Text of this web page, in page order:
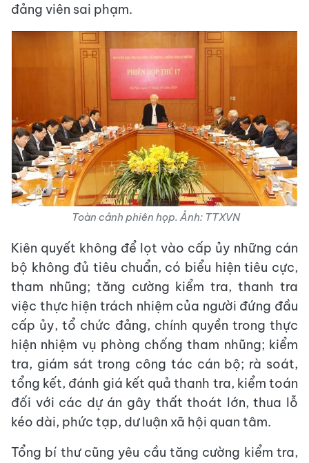
đảng viên sai phạm.
Toàn cảnh phiên họp. Ảnh: TTXVN
Kiên quyết không để lọt vào cấp ủy những cán
bộ không đủ tiêu chuẩn, có biểu hiện tiêu cực,
tham nhũng; tăng cường kiểm tra, thanh tra
việc thực hiện trách nhiệm của người đứng đầu
cấp ủy, tổ chức đảng, chính quyền trong thực
hiện nhiệm vụ phòng chống tham nhũng; kiểm
tra, giám sát trong công tác cán bộ; rà soát,
tổng kết, đánh giá kết quả thanh tra, kiểm toán
đối với các dự án gây thất thoát lớn, thua lỗ
kéo dài, phức tạp, dư luận xã hội quan tâm.
Tổng bí thư cũng yêu cầu tăng cường kiểm tra,